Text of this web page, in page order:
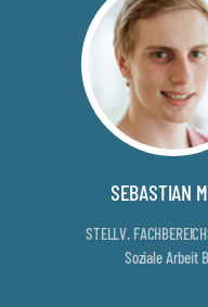
SEBASTIAN
STELLV.
Soziale Arbeit